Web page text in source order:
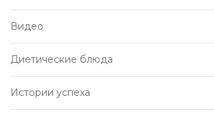
Видео
Диетические блюда
Истории успеха